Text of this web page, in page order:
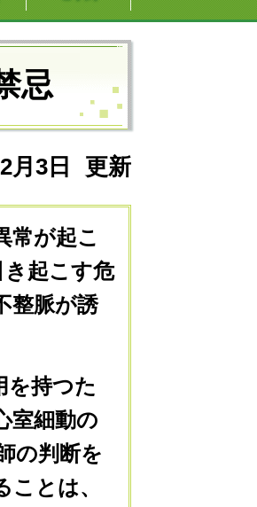
忌
月3日 更新
常が起こ
き起こす危
整脈が誘
を持つた
室細動の
の判断を
とは、